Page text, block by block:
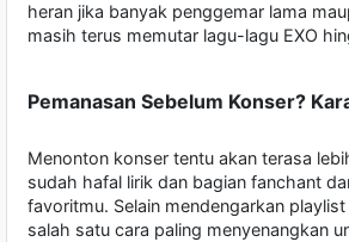
heran jika banyak penggemar lama
masih terus memutar lagu-lagu EXO
Pemanasan Sebelum Konser?
Menonton konser tentu akan terasa
sudah hafal lirik dan bagian fanchant
favoritmu. Selain mendengarkan playlist
salah satu cara paling menyenangkan